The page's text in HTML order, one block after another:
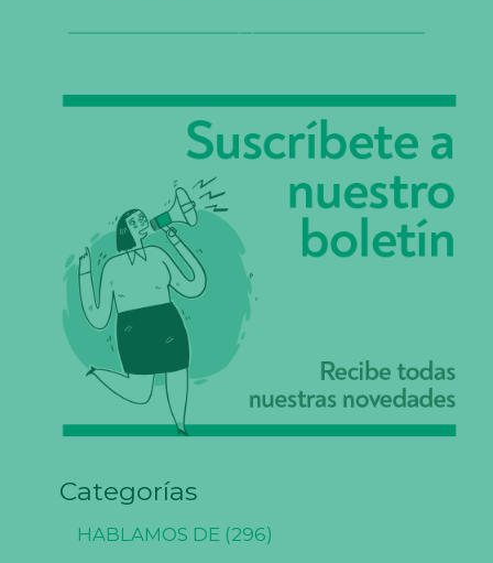
Categorías
HABLAMOS DE (296)